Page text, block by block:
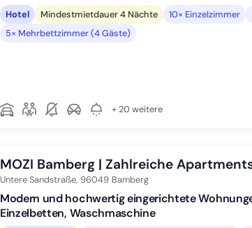
Hotel Mindestmietdauer 4 Nächte 10× Einzelzimmer
5× Mehrbettzimmer (4 Gäste)
+ 20 weitere
MOZI Bamberg | Zahlreiche
Untere Sandstraße, 96049 Bamberg
Modern und hochwertig eingerichtete
Einzelbetten, Waschmaschine